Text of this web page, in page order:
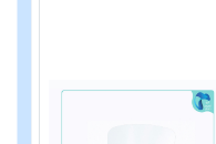
شیلد گردنی VJ